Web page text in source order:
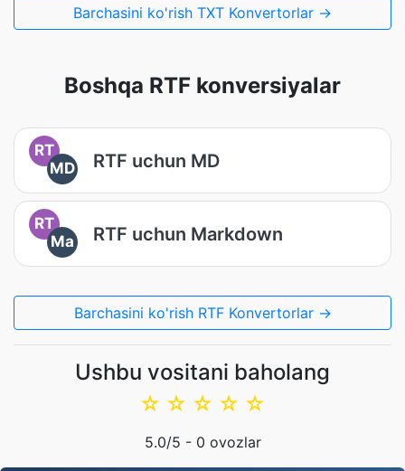
Barchasini ko'rish TXT Konvertorlar →
Boshqa RTF konversiyalar
RT
MD
RTF uchun MD
RT
Ma
RTF uchun Markdown
Barchasini ko'rish RTF Konvertorlar →
Ushbu vositani baholang
☆
☆
☆
☆
☆
5.0/5 - 0 ovozlar